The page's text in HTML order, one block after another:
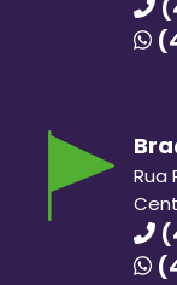
Rua